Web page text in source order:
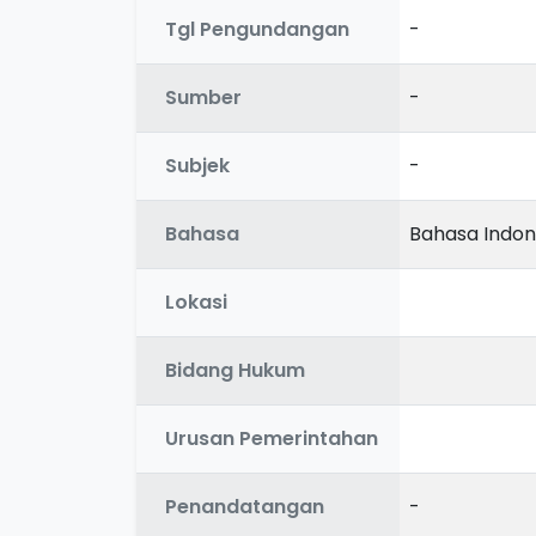
Tgl Pengundangan -
Sumber -
Subjek -
Bahasa Bahasa
Lokasi
Bidang Hukum
Urusan Pemerintahan
Penandatangan -